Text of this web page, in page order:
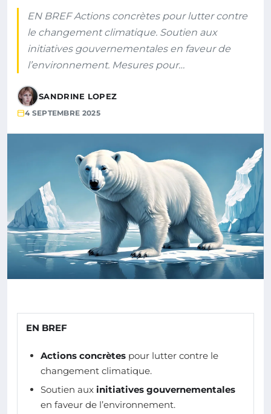
EN BREF Actions concrètes pour lutter contre
le changement climatique. Soutien aux
initiatives gouvernementales en faveur de
l’environnement. Mesures pour…
SANDRINE LOPEZ
4 SEPTEMBRE 2025
EN BREF
Actions concrètes pour lutter contre le
changement climatique.
Soutien aux initiatives gouvernementales
en faveur de l’environnement.